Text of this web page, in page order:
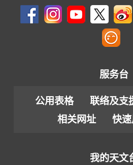
服务台
公用表格 联络及支
相关网址
快
我的天文